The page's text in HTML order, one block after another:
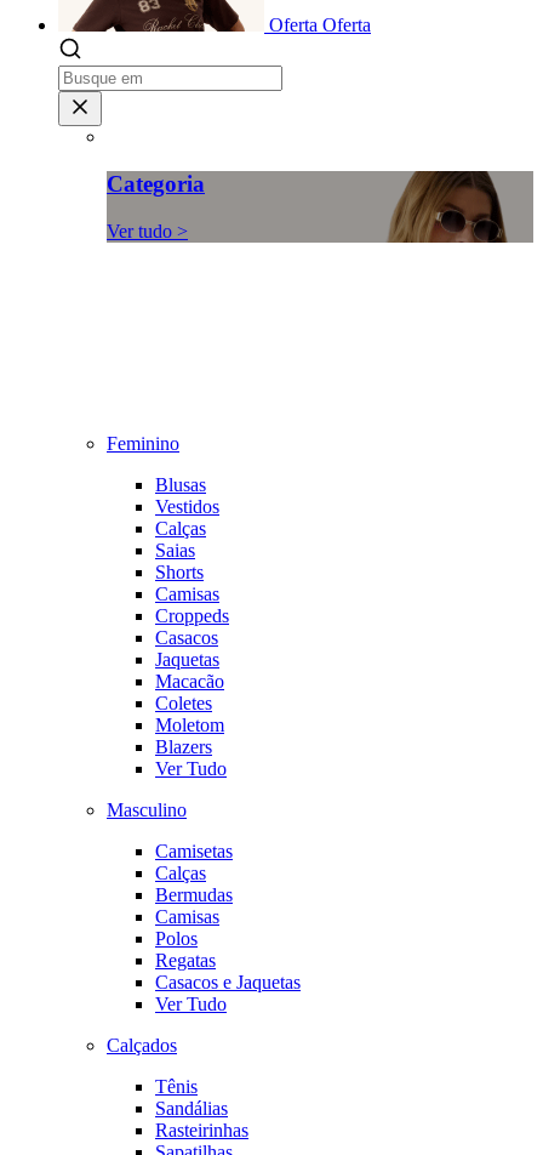
Oferta Oferta
Categoria
Ver tudo >
Feminino
Blusas
Vestidos
Calças
Saias
Shorts
Camisas
Croppeds
Casacos
Jaquetas
Macacão
Coletes
Moletom
Blazers
Ver Tudo
Masculino
Camisetas
Calças
Bermudas
Camisas
Polos
Regatas
Casacos e Jaquetas
Ver Tudo
Calçados
Tênis
Sandálias
Rasteirinhas